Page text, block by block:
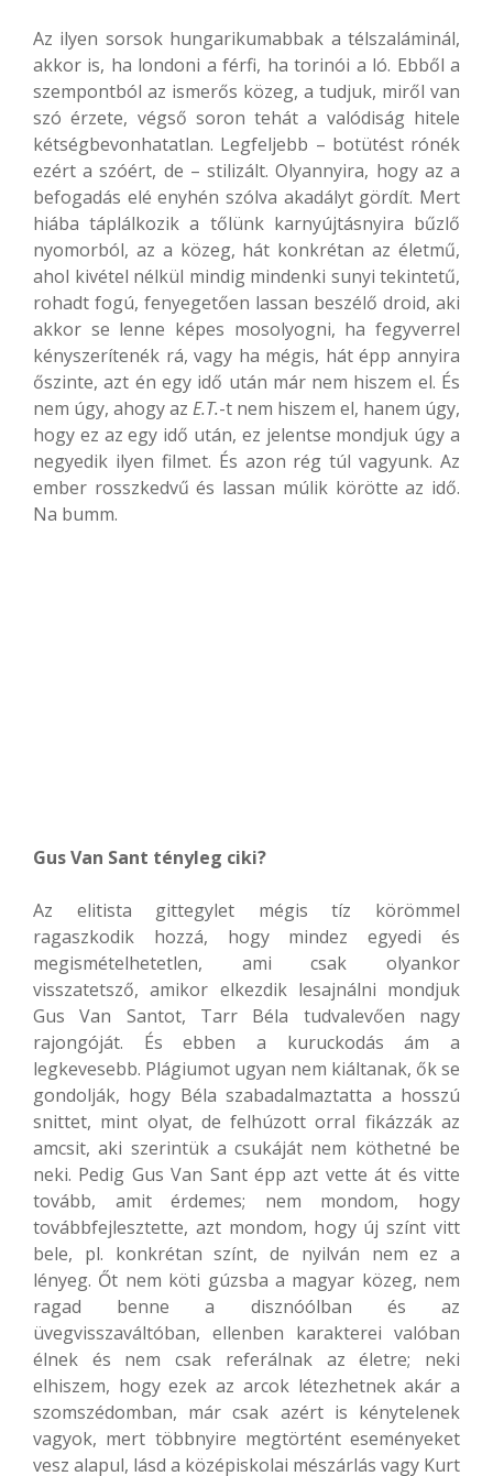
Az ilyen sorsok hungarikumabbak a télszaláminál,
akkor is, ha londoni a férfi, ha torinói a ló. Ebből a
szempontból az ismerős közeg, a tudjuk, miről van
szó érzete, végső soron tehát a valódiság hitele
kétségbevonhatatlan. Legfeljebb – botütést rónék
ezért a szóért, de – stilizált. Olyannyira, hogy az a
befogadás elé enyhén szólva akadályt gördít. Mert
hiába táplálkozik a tőlünk karnyújtásnyira bűzlő
nyomorból, az a közeg, hát konkrétan az életmű,
ahol kivétel nélkül mindig mindenki sunyi tekintetű,
rohadt fogú, fenyegetően lassan beszélő droid, aki
akkor se lenne képes mosolyogni, ha fegyverrel
kényszerítenék rá, vagy ha mégis, hát épp annyira
őszinte, azt én egy idő után már nem hiszem el. És
nem úgy, ahogy az E.T.-t nem hiszem el, hanem úgy,
hogy ez az egy idő után, ez jelentse mondjuk úgy a
negyedik ilyen filmet. És azon rég túl vagyunk. Az
ember rosszkedvű és lassan múlik körötte az idő.
Na bumm.
Gus Van Sant tényleg ciki?
Az elitista gittegylet mégis tíz körömmel
ragaszkodik hozzá, hogy mindez egyedi és
megismételhetetlen, ami csak olyankor
visszatetsző, amikor elkezdik lesajnálni mondjuk
Gus Van Santot, Tarr Béla tudvalevően nagy
rajongóját. És ebben a kuruckodás ám a
legkevesebb. Plágiumot ugyan nem kiáltanak, ők se
gondolják, hogy Béla szabadalmaztatta a hosszú
snittet, mint olyat, de felhúzott orral fikázzák az
amcsit, aki szerintük a csukáját nem köthetné be
neki. Pedig Gus Van Sant épp azt vette át és vitte
tovább, amit érdemes; nem mondom, hogy
továbbfejlesztette, azt mondom, hogy új színt vitt
bele, pl. konkrétan színt, de nyilván nem ez a
lényeg. Őt nem köti gúzsba a magyar közeg, nem
ragad benne a disznóólban és az
üvegvisszaváltóban, ellenben karakterei valóban
élnek és nem csak referálnak az életre; neki
elhiszem, hogy ezek az arcok létezhetnek akár a
szomszédomban, már csak azért is kénytelenek
vagyok, mert többnyire megtörtént eseményeket
vesz alapul, lásd a középiskolai mészárlás vagy Kurt